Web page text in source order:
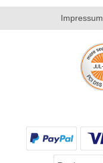
Impressum